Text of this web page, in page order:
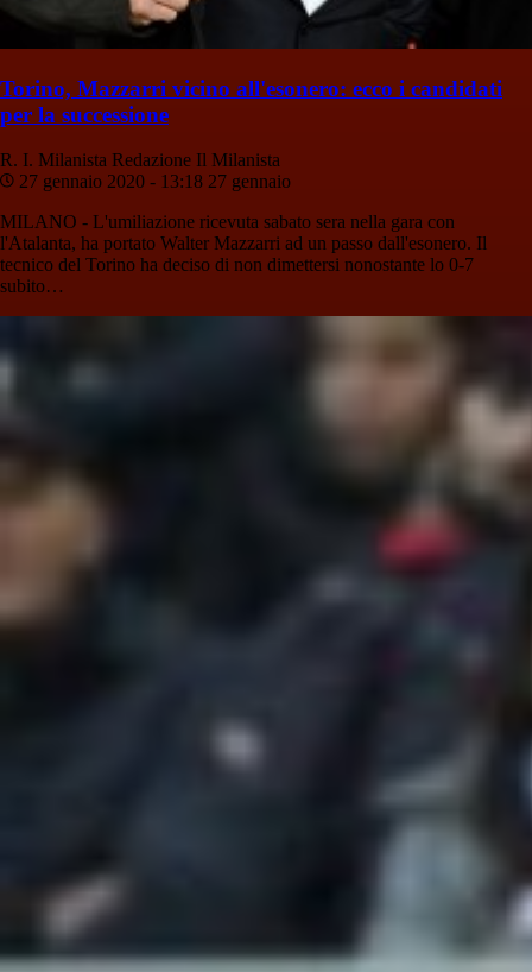
Torino, Mazzarri vicino all'esonero: ecco i candidati
per la successione
R. I. Milanista Redazione Il Milanista
27 gennaio 2020 - 13:18 27 gennaio
MILANO - L'umiliazione ricevuta sabato sera nella gara con
l'Atalanta, ha portato Walter Mazzarri ad un passo dall'esonero. Il
tecnico del Torino ha deciso di non dimettersi nonostante lo 0-7
subito…